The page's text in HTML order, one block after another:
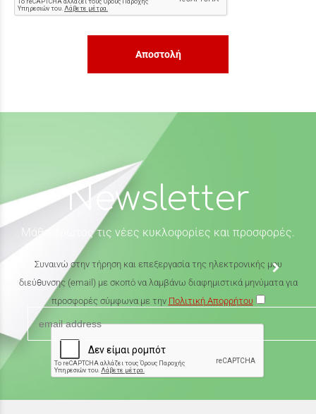
Αποστολή
Newsletter
Μάθε πρώτος τις νέες κυκλοφορίες και προσφορές.
Συναινώ στην τήρηση και επεξεργασία της ηλεκτρονικής μου
διεύθυνσης (email) με σκοπό να λαμβάνω διαφημιστικά μηνύματα για
προσφορές σύμφωνα με την Πολιτική Απορρήτου